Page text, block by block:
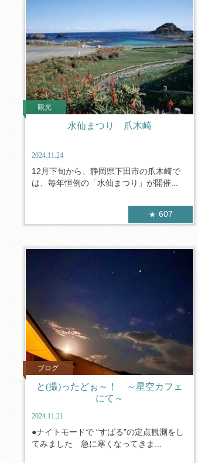
観光
水仙まつり 爪木崎
2024.11.24
12月下旬から、静岡県下田市の爪木崎で
は、毎年恒例の「水仙まつり」が開催...
607
ブログ
と(撮)ったどぉ～！ ～星空カフェ
にて～
2024.11.21
●ナイトモードで “すばる”の定点観測をし
てみました 急に寒くなってきま...